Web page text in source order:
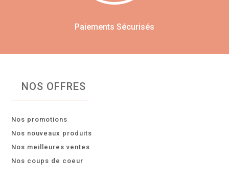
Paiements Sécurisés
NOS OFFRES
Nos promotions
Nos nouveaux produits
Nos meilleures ventes
Nos coups de coeur